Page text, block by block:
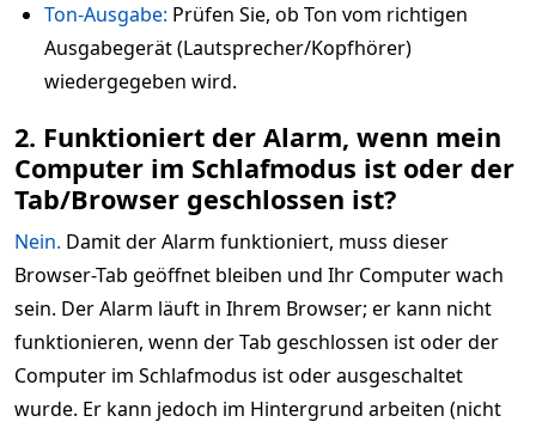
Ton-Ausgabe: Prüfen Sie, ob Ton vom richtigen
Ausgabegerät (Lautsprecher/Kopfhörer)
wiedergegeben wird.
2. Funktioniert der Alarm, wenn mein
Computer im Schlafmodus ist oder der
Tab/Browser geschlossen ist?
Nein. Damit der Alarm funktioniert, muss dieser
Browser-Tab geöffnet bleiben und Ihr Computer wach
sein. Der Alarm läuft in Ihrem Browser; er kann nicht
funktionieren, wenn der Tab geschlossen ist oder der
Computer im Schlafmodus ist oder ausgeschaltet
wurde. Er kann jedoch im Hintergrund arbeiten (nicht